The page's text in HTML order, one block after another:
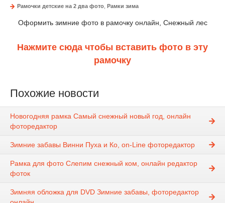
Рамочки детские на 2 два фото Рамки зима
Оформить зимние фото в рамочку онлайн, Снежный лес
Нажмите сюда чтобы вставить фото в эту
рамочку
Похожие новости
Новогодняя рамка Самый снежный новый год, онлайн
фоторедактор
Зимние забавы Винни Пуха и Ко, on-Line фоторедактор
Рамка для фото Слепим снежный ком, онлайн редактор
фоток
Зимняя обложка для DVD Зимние забавы, фоторедактор